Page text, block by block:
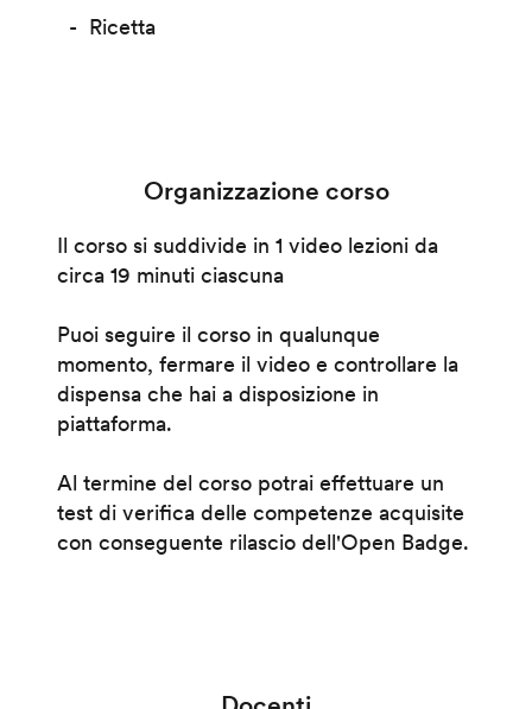
Ricetta
Organizzazione corso
Il corso si suddivide in 1 video lezioni da
circa 19 minuti ciascuna
Puoi seguire il corso in qualunque
momento, fermare il video e controllare la
dispensa che hai a disposizione in
piattaforma.
Al termine del corso potrai effettuare un
test di verifica delle competenze acquisite
con conseguente rilascio dell'Open Badge.